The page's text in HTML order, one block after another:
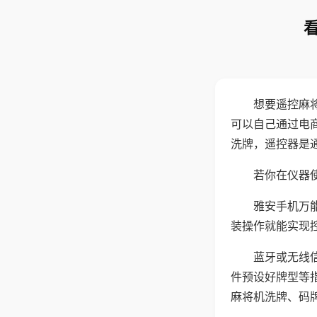
想要遥控麻
可以自己通过电
洗牌，遥控器是
若你在仪器
雅安手机万
装操作就能实现
蓝牙或无线
件预设好牌型等
麻将机洗牌、码